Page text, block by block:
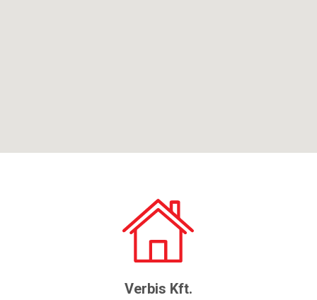
Verbis Kft.